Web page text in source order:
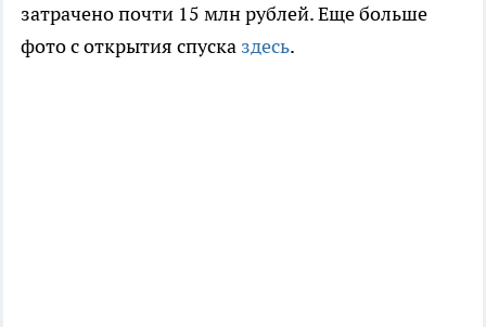
затрачено почти 15 млн рублей. Еще больше
фото с открытия спуска здесь.